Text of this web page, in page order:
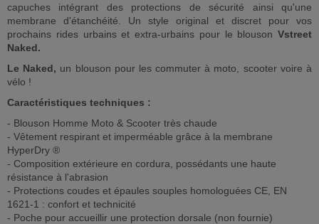
capuches intégrant des protections de sécurité ainsi qu'une
membrane d'étanchéité. Un style original et discret pour vos
prochains rides urbains et extra-urbains pour le blouson Vstreet
Naked.
Le Naked, un blouson pour les commuter à moto, scooter voire à
vélo !
Caractéristiques techniques :
- Blouson Homme Moto & Scooter très chaude
- Vêtement respirant et imperméable grâce à la membrane
HyperDry ®
- Composition extérieure en cordura, possédants une haute
résistance à l'abrasion
- Protections coudes et épaules souples homologuées CE, EN
1621-1 : confort et technicité
- Poche pour accueillir une protection dorsale (non fournie)